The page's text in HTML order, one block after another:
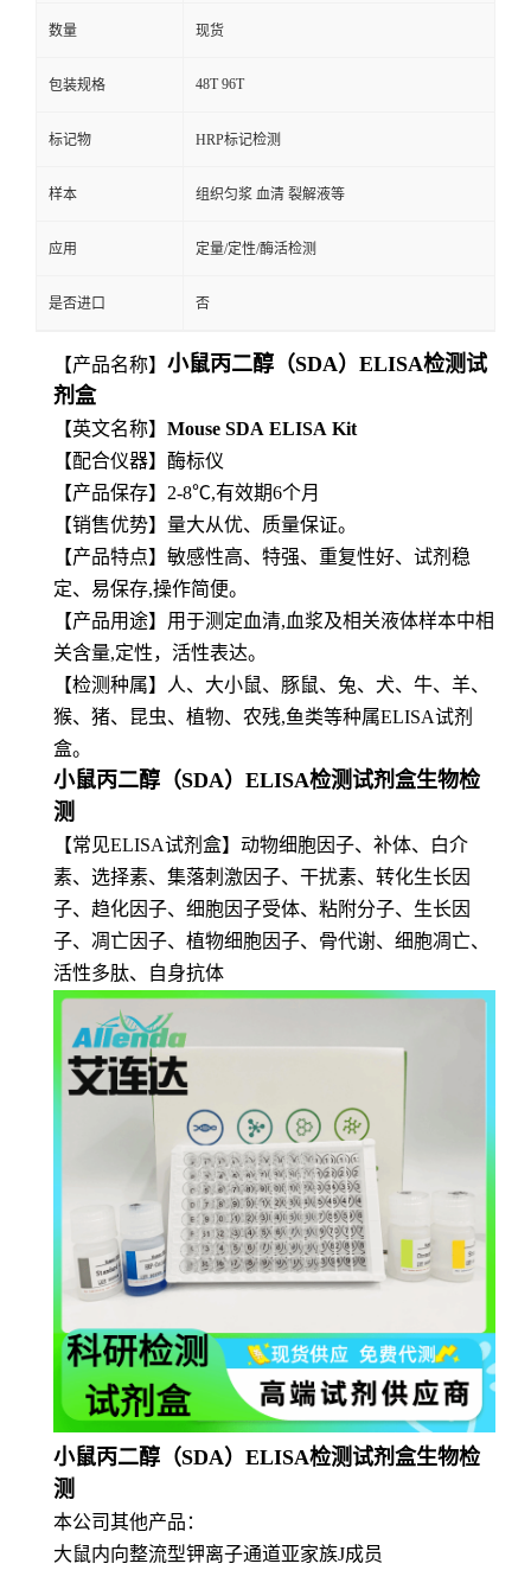
数量 现货
包装规格 48T 96T
标记物 HRP标记检测
样本 组织匀浆 血清 裂解液等
应用 定量/定性/酶活检测
是否进口 否
【产品名称】 小鼠丙二醇（SDA）ELISA检测试
剂盒
【英文名称】 Mouse SDA ELISA Kit
【配合仪器】酶标仪
【产品保存】2-8℃,有效期6个月
【销售优势】量大从优、质量保证。
【产品特点】敏感性高、特强、重复性好、试剂稳
定、易保存,操作简便。
【产品用途】用于测定血清,血浆及相关液体样本中相
关含量,定性，活性表达。
【检测种属】人、大小鼠、豚鼠、兔、犬、牛、羊、
猴、猪、昆虫、植物、农残,鱼类等种属ELISA试剂
盒。
小鼠丙二醇（SDA）ELISA检测试剂盒生物检
测
【常见ELISA试剂盒】动物细胞因子、补体、白介
素、选择素、集落刺激因子、干扰素、转化生长因
子、趋化因子、细胞因子受体、粘附分子、生长因
子、凋亡因子、植物细胞因子、骨代谢、细胞凋亡、
活性多肽、自身抗体
小鼠丙二醇（SDA）ELISA检测试剂盒生物检
测
本公司其他产品：
大鼠内向整流型钾离子通道亚家族J成员